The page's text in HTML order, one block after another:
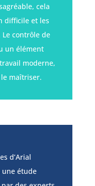
cela
difficile et les
contrôle de
un élément
moderne,
maîtriser.
d’Arial
une étude